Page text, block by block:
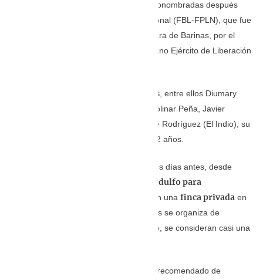
Fuerzas Bolivarianas de Liberación autonombradas después
Fuerzas Patrióticas de Liberación Nacional (FBL-FPLN), que fue
arrasada, por lo menos en Santa Bárbara de Barinas, por el
empoderado grupo guerrillero colombiano Ejército de Liberación
Nueve adultos del grupo de músicos , entre ellos Diumary
Mora, José Gregorio Cordero, José Apolinar Peña, Javier
Pernía, Albert Torres, José Molina, José Rodríguez (El Indio), su
esposa Manari Remolina y su hija de 12 años.
A José Rodríguez “El Indio” lo llamó, tres días antes, desde
un individuo llamado Teodulfo para
y que hicieran un toque en una finca privada en
El Tame, Colombia. El grupo de músicos se organiza de
inmediato. Con casi 20 años trabajando, se consideran casi una
“Teodulfo cuando llama dice que viene recomendado de